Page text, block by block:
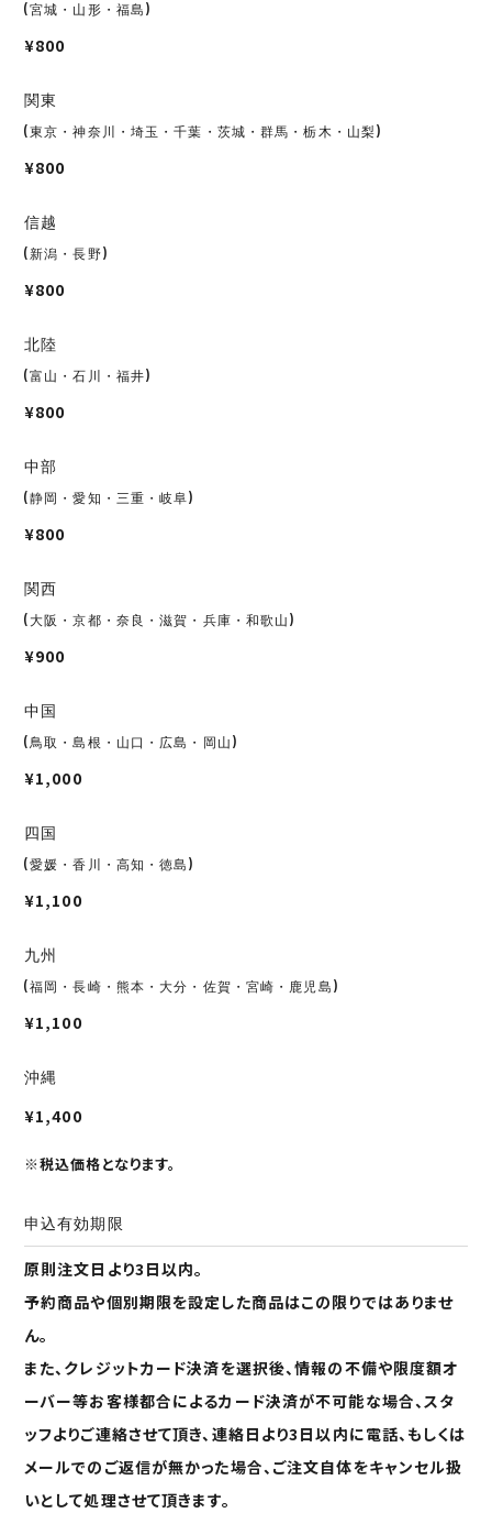
(宮城・山形・福島)
¥800
関東
(東京・神奈川・埼玉・千葉・茨城・群馬・栃木・山梨)
¥800
信越
(新潟・長野)
¥800
北陸
(富山・石川・福井)
¥800
中部
(静岡・愛知・三重・岐阜)
¥800
関西
(大阪・京都・奈良・滋賀・兵庫・和歌山)
¥900
中国
(鳥取・島根・山口・広島・岡山)
¥1,000
四国
(愛媛・香川・高知・徳島)
¥1,100
九州
(福岡・長崎・熊本・大分・佐賀・宮崎・鹿児島)
¥1,100
沖縄
¥1,400
※税込価格となります。
申込有効期限
原則注文日より3日以内。
予約商品や個別期限を設定した商品はこの限りではありませ
ん。
また、クレジットカード決済を選択後、情報の不備や限度額オ
ーバー等お客様都合によるカード決済が不可能な場合、スタ
ッフよりご連絡させて頂き、連絡日より3日以内に電話、もしくは
メールでのご返信が無かった場合、ご注文自体をキャンセル扱
いとして処理させて頂きます。